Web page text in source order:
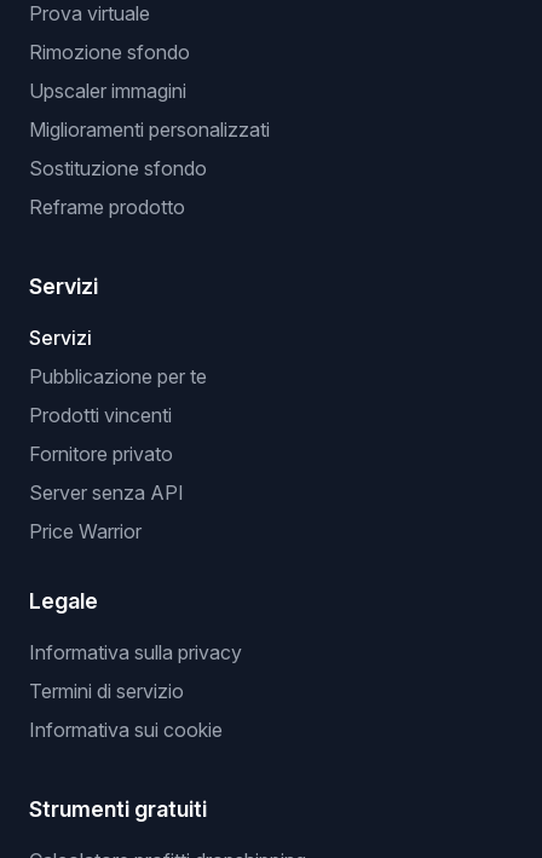
Prova virtuale
Rimozione sfondo
Upscaler immagini
Miglioramenti personalizzati
Sostituzione sfondo
Reframe prodotto
Servizi
Servizi
Pubblicazione per te
Prodotti vincenti
Fornitore privato
Server senza API
Price Warrior
Legale
Informativa sulla privacy
Termini di servizio
Informativa sui cookie
Strumenti gratuiti